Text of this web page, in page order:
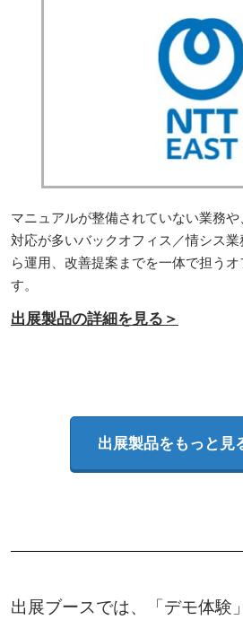
マニュアルが整備されていない業務
対応が多いバックオフィス／情シス
ら運用、改善提案までを一体で担う
す。
出展製品の詳細を見る＞
出展製品をもっ
出展ブースでは、「デモ体験